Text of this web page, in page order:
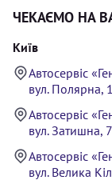
ЧЕКАЄМО НА
Київ
Автосервіс
вул. Полярна,
Автосервіс
вул. Затишна,
Автосервіс
вул. Велика